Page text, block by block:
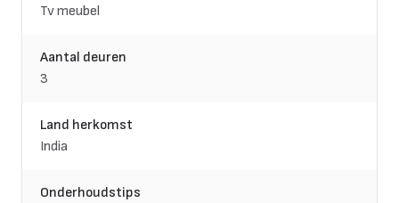
Tv meubel
Aantal deuren
3
Land herkomst
India
Onderhoudstips